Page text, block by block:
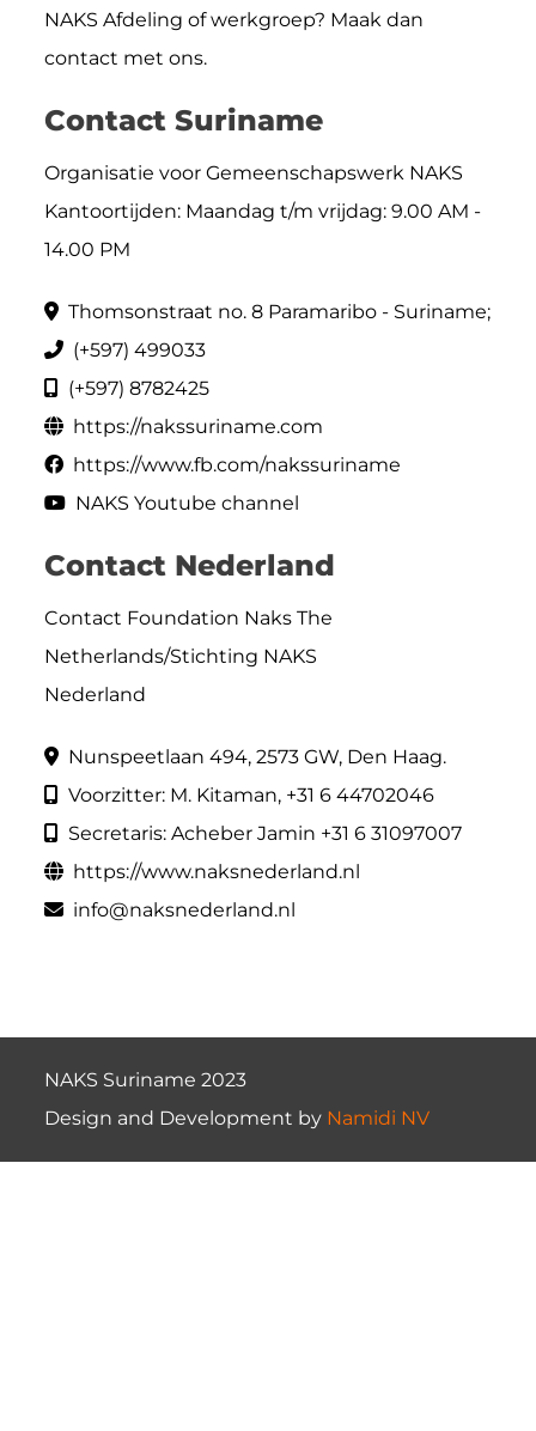
NAKS Afdeling of werkgroep? Maak dan
contact met ons.
Contact Suriname
Organisatie voor Gemeenschapswerk NAKS
Kantoortijden: Maandag t/m vrijdag: 9.00 AM -
14.00 PM
Thomsonstraat no. 8 Paramaribo - Suriname;
(+597) 499033
(+597) 8782425
https://nakssuriname.com
https://www.fb.com/nakssuriname
NAKS Youtube channel
Contact Nederland
Contact Foundation Naks The
Netherlands/Stichting NAKS
Nederland
Nunspeetlaan 494, 2573 GW, Den Haag.
Voorzitter: M. Kitaman, +31 6 44702046
Secretaris: Acheber Jamin +31 6 31097007
https://www.naksnederland.nl
info@naksnederland.nl
NAKS Suriname 2023
Design and Development by Namidi NV